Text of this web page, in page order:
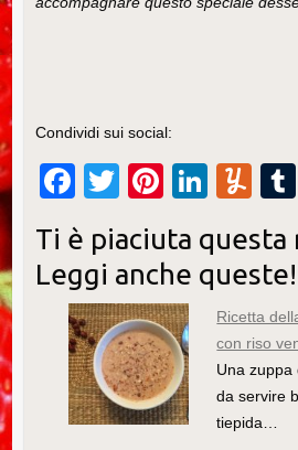
Condividi sui social:
F
a
c
e
b
o
o
k
T
tt
er
Pi
er
e
st
Li
k
e
dI
n
Y
m
m
ly
Ti è piaciuta questa
Leggi anche queste!
Ricetta
con riso
Una zuppa
da servire
tiepida…